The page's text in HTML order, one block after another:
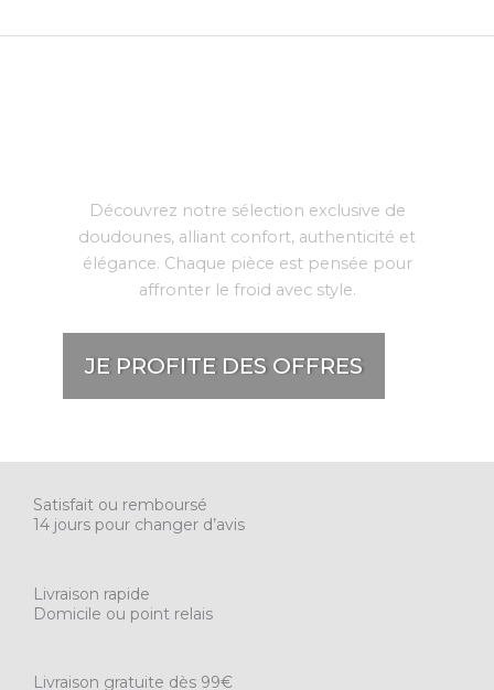
Découvrez notre sélection exclusive de
doudounes, alliant confort, authenticité et
élégance. Chaque pièce est pensée pour
affronter le froid avec style.
JE PROFITE DES OFFRES
Satisfait ou remboursé
14 jours pour changer d’avis
Livraison rapide
Domicile ou point relais
Livraison gratuite dès 99€